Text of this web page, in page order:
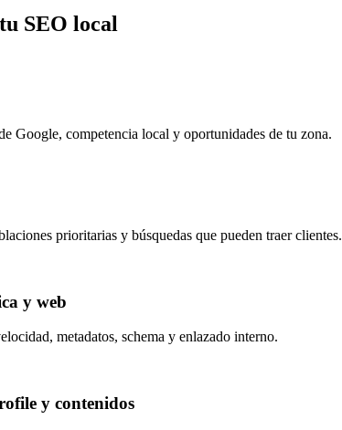
SEO local
Google, competencia local y oportunidades de tu zona.
prioritarias y búsquedas que pueden traer clientes.
y web
metadatos, schema y enlazado interno.
y contenidos